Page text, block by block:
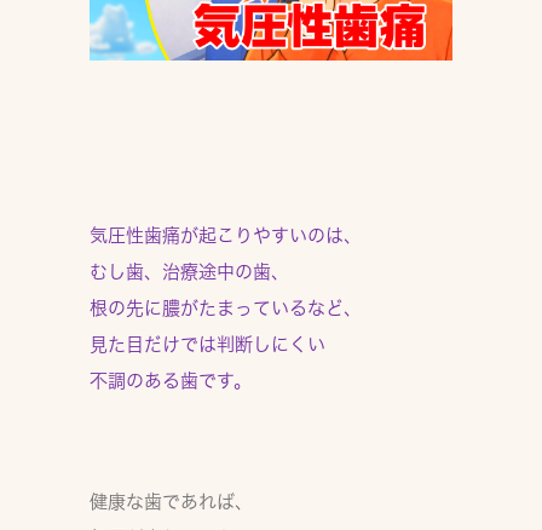
気圧性歯痛が起こりやすいのは、
むし歯、治療途中の歯、
根の先に膿がたまっているなど、
見た目だけでは判断しにくい
不調のある歯です。
健康な歯であれば、